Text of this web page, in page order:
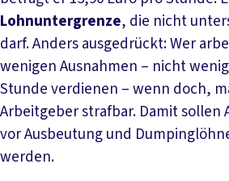
Lohnuntergrenze, die nicht
darf. Anders ausgedrückt: Wer
wenigen Ausnahmen – nicht
Stunde verdienen – wenn doch,
Arbeitgeber strafbar. Damit
vor Ausbeutung und
werden.